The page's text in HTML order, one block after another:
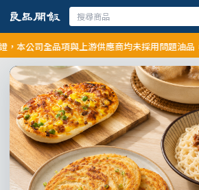
司全品項與上游供應商均未採用問題油品，請安